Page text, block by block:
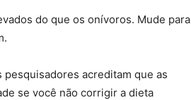
do que os onívoros. Mude para
acreditam que as
se você não corrigir a dieta